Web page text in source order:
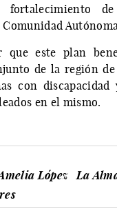
fortalecimiento
que este plan
de la región
con
en el mismo.
López
La